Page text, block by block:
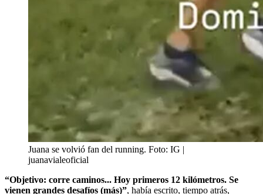
Juana se volvió fan del running. Foto: IG |
juanavialeoficial
“Objetivo: corre caminos... Hoy primeros 12 kilómetros. Se
vienen grandes desafíos (más)”, había escrito, tiempo atrás,